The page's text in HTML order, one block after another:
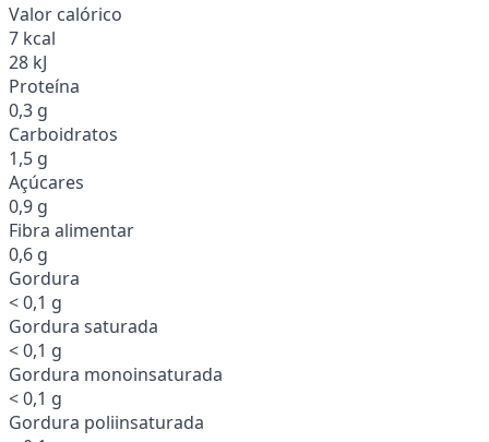
Valor calórico
7 kcal
28 kJ
Proteína
0,3 g
Carboidratos
1,5 g
Açúcares
0,9 g
Fibra alimentar
0,6 g
Gordura
< 0,1 g
Gordura saturada
< 0,1 g
Gordura monoinsaturada
< 0,1 g
Gordura poliinsaturada